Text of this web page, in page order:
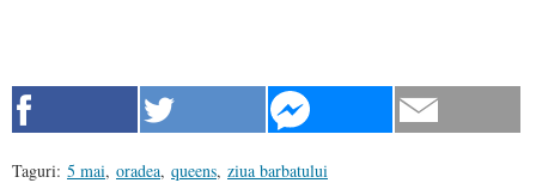
Taguri: 5 mai, oradea, queens, ziua barbatului